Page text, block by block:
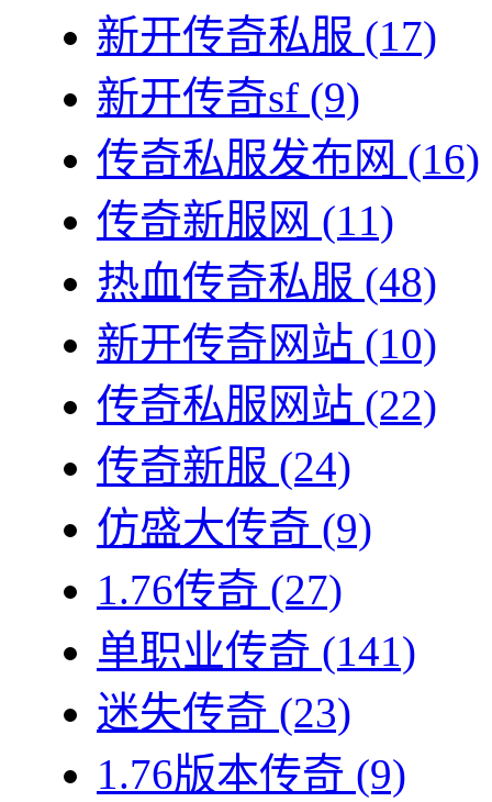
新开传奇私服 (17)
新开传奇sf (9)
传奇私服发布网 (16)
传奇新服网 (11)
热血传奇私服 (48)
新开传奇网站 (10)
传奇私服网站 (22)
传奇新服 (24)
仿盛大传奇 (9)
1.76传奇 (27)
单职业传奇 (141)
迷失传奇 (23)
1.76版本传奇 (9)